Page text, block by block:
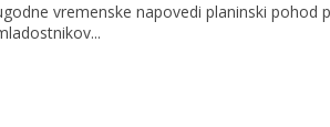
vremenske napovedi planinski